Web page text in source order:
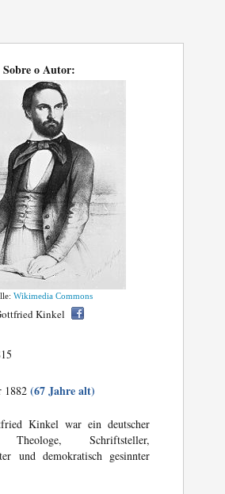
Sobre o Autor:
Wikimedia Commons
Kinkel
1882(67 Jahre alt)
Kinkel war ein deutscher
Theologe, Schriftsteller,
und demokratisch gesinnter